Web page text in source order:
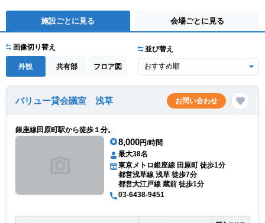
施設ごとに見る 会場ごとに見る
画像切り替え
外観 共有部 フロア図
並び替え
バリュー貸会議室 浅草 お問い合わせ
銀座線田原町駅から徒歩１分。
8,000円/時間
最大38名
東京メトロ銀座線 田原町 徒歩1分
都営浅草線 浅草 徒歩7分
都営大江戸線 蔵前 徒歩1分
03-6438-9451